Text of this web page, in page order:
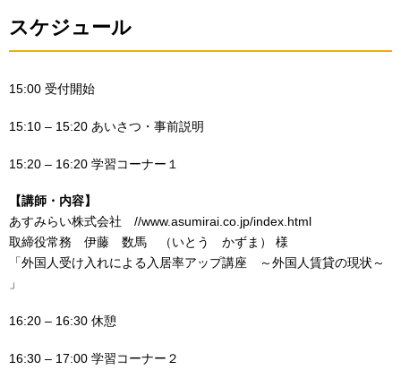
スケジュール
15:00 受付開始
15:10 – 15:20 あいさつ・事前説明
15:20 – 16:20 学習コーナー１
【講師・内容】
あすみらい株式会社 //www.asumirai.co.jp/index.html
取締役常務 伊藤 数馬 （いとう かずま） 様
「外国人受け入れによる入居率アップ講座 ～外国人賃貸の現状～
」
16:20 – 16:30 休憩
16:30 – 17:00 学習コーナー２